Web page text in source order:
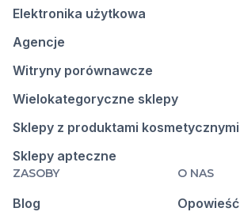
Elektronika użytkowa
Agencje
Witryny porównawcze
Wielokategoryczne sklepy
Sklepy z produktami kosmetycznymi
Sklepy apteczne
ZASOBY
Blog
O NAS
Opowieść